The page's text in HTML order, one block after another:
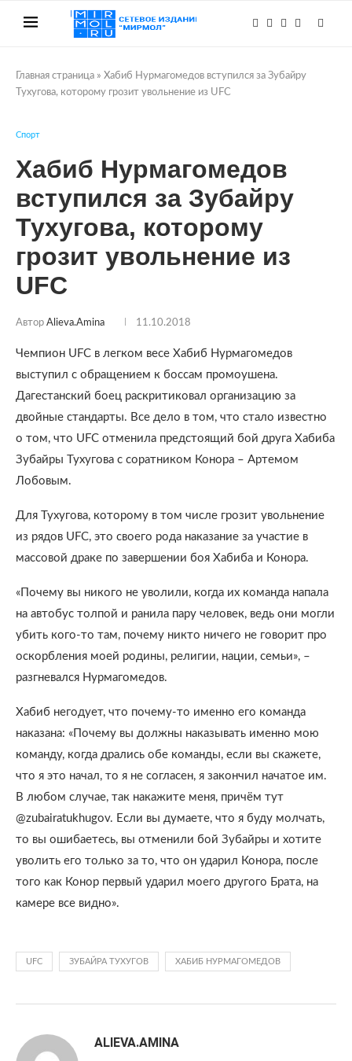
Главная страница » Хабиб Нурмагомедов вступился за Зубайру
Тухугова, которому грозит увольнение из UFC
Спорт
Хабиб Нурмагомедов
вступился за Зубайру
Тухугова, которому
грозит увольнение из
UFC
Автор Alieva.amina 11.10.2018
Чемпион UFC в легком весе Хабиб Нурмагомедов
выступил с обращением к боссам промоушена.
Дагестанский боец раскритиковал организацию за
двойные стандарты. Все дело в том, что стало известно
о том, что UFC отменила предстоящий бой друга Хабиба
Зубайры Тухугова с соратником Конора – Артемом
Лобовым.
Для Тухугова, которому в том числе грозит увольнение
из рядов UFC, это своего рода наказание за участие в
массовой драке по завершении боя Хабиба и Конора.
«Почему вы никого не уволили, когда их команда напала
на автобус толпой и ранила пару человек, ведь они могли
убить кого-то там, почему никто ничего не говорит про
оскорбления моей родины, религии, нации, семьи», –
разгневался Нурмагомедов.
Хабиб негодует, что почему-то именно его команда
наказана: «Почему вы должны наказывать именно мою
команду, когда дрались обе команды, если вы скажете,
что я это начал, то я не согласен, я закончил начатое им.
В любом случае, так накажите меня, причём тут
@zubairatukhugov. Если вы думаете, что я буду молчать,
то вы ошибаетесь, вы отменили бой Зубайры и хотите
уволить его только за то, что он ударил Конора, после
того как Конор первый ударил моего другого Брата, на
камере все видно».
UFC ЗУБАЙРА ТУХУГОВ ХАБИБ НУРМАГОМЕДОВ
ALIEVA.AMINA